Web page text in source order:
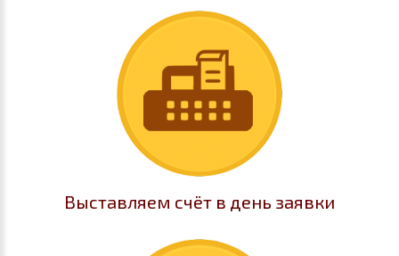
Выставляем счёт в день заявки